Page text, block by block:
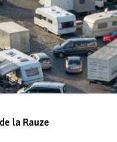
la Rauze